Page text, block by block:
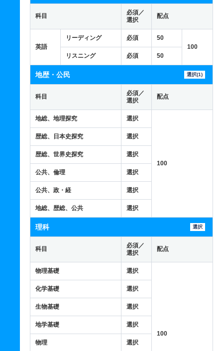
科目
必須／
選択
配点
英語
リーディング 必須
50
100
リスニング
必須 50
地歴・公民 選択(1)
科目
必須／
選択
配点
地総、地理探究 選択
100
歴総、日本史探究 選択
歴総、世界史探究 選択
公共、倫理 選択
公共、政・経 選択
地総、歴総、公共 選択
理科 選択
科目
必須／
選択
配点
物理基礎 選択
100
化学基礎 選択
生物基礎 選択
地学基礎 選択
物理 選択